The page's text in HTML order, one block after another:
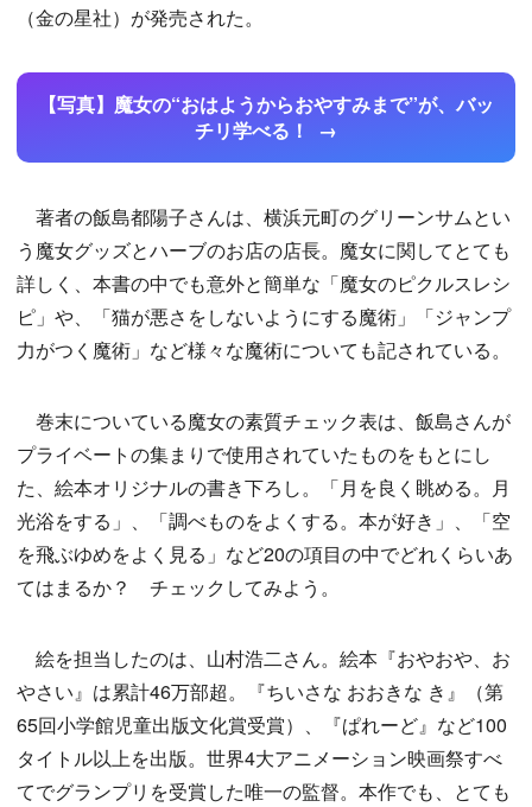
（金の星社）が発売された。
【写真】魔女の“おはようからおやすみまで”が、バッ
チリ学べる！
著者の飯島都陽子さんは、横浜元町のグリーンサムとい
う魔女グッズとハーブのお店の店長。魔女に関してとても
詳しく、本書の中でも意外と簡単な「魔女のピクルスレシ
ピ」や、「猫が悪さをしないようにする魔術」「ジャンプ
力がつく魔術」など様々な魔術についても記されている。
巻末についている魔女の素質チェック表は、飯島さんが
プライベートの集まりで使用されていたものをもとにし
た、絵本オリジナルの書き下ろし。「月を良く眺める。月
光浴をする」、「調べものをよくする。本が好き」、「空
を飛ぶゆめをよく見る」など20の項目の中でどれくらいあ
てはまるか？ チェックしてみよう。
絵を担当したのは、山村浩二さん。絵本『おやおや、お
やさい』は累計46万部超。『ちいさな おおきな き』（第
65回小学館児童出版文化賞受賞）、『ぱれーど』など100
タイトル以上を出版。世界4大アニメーション映画祭すべ
てでグランプリを受賞した唯一の監督。本作でも、とても